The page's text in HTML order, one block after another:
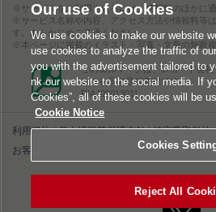
サービスをご利用されるには、情報料のほかに
サービス名称や内容、アクセス方法や情報料等
す。あらかじめご了承ください。
本ページに掲載のイラスト・写真・文章の無断
このエルマークは、レコード会
ンツを示す登録商標です。
RIAJ00013011
利用規約|個人情報等保護方針|特定商取引法
お客様情報の外部送信について|Cookies
Our use of Cookies
We use cookies to make our website
use cookies to analyze the traffic of
you with the advertisement tailored to
nk our website to the social media. If
Cookies”, all of these cookies will be
Cookie Notice
Cookies
Reject All